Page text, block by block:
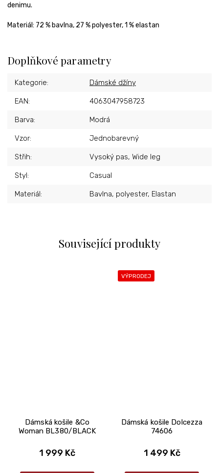
Související produkty
Dámská košile &Co
Woman BL380/BLACK
1 999 Kč
VÝPRODEJ
Dámská košile Dolcezza
74606
1 499 Kč
denimu.
Materiál: 72 % bavlna, 27 % polyester,1 % elastan
Doplňkové parametry
Kategorie: Dámské džíny
EAN: 4063047958723
Barva: Modrá
Vzor: Jednobarevný
Střih: Vysoký pas, Wide leg
Styl: Casual
Materiál: Bavlna, polyester, Elastan